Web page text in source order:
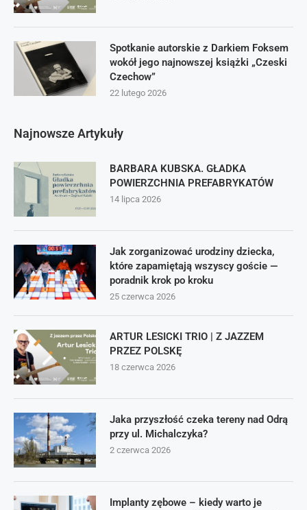
Spotkanie autorskie z Darkiem Foksem
wokół jego najnowszej książki „Czeski
Czechow”
22 lutego 2026
Najnowsze Artykuły
BARBARA KUBSKA. GŁADKA
POWIERZCHNIA PREFABRYKATÓW
14 lipca 2026
Jak zorganizować urodziny dziecka,
które zapamiętają wszyscy goście —
poradnik krok po kroku
25 czerwca 2026
ARTUR LESICKI TRIO | Z JAZZEM
PRZEZ POLSKĘ
18 czerwca 2026
Jaka przyszłość czeka tereny nad Odrą
przy ul. Michalczyka?
2 czerwca 2026
Implanty zębowe – kiedy warto je